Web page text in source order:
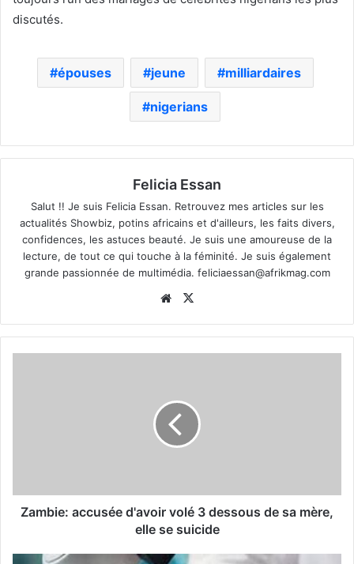
discutés.
épouses jeune milliardaires
nigerians
Felicia Essan
Salut !! Je suis Felicia Essan. Retrouvez mes articles sur les
actualités Showbiz, potins africains et d'ailleurs, les faits divers,
confidences, les astuces beauté. Je suis une amoureuse de la
lecture, de tout ce qui touche à la féminité. Je suis également
grande passionnée de multimédia. feliciaessan@afrikmag.com
Website
Zambie: accusée d'avoir volé 3 dessous de sa mère,
elle se suicide